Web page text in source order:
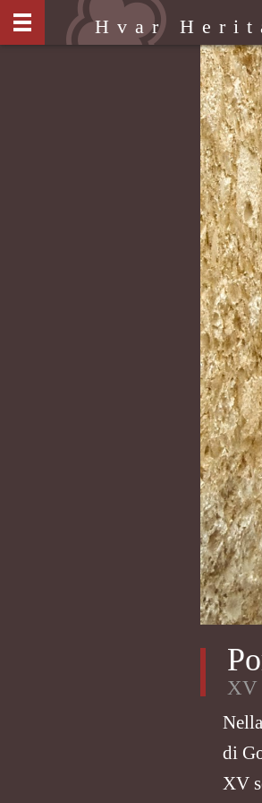
contenuto
Hvar
XV
di
XV